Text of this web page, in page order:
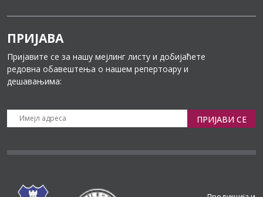
ПРИЈАВА
Пријавите се за нашу мејлинг листу и добијаћете
редовна обавештења о нашем репертоару и
дешавањима:
ПРИЈАВИ СЕ